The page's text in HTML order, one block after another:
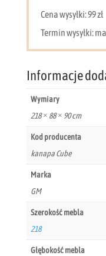
Cena wysyłki: 99 zł
Termin wysyłki:
Informacje
Wymiary
218 × 88 × 90 cm
Kod producenta
kanapa Cube
Marka
GM
Szerokość mebla
218
Głębokość mebla